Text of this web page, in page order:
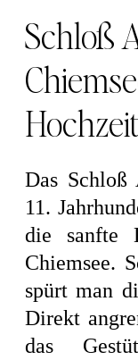
Schloß
Das Schloß
11.
die sanfte
Chiemsee.
spürt man
Direkt
das